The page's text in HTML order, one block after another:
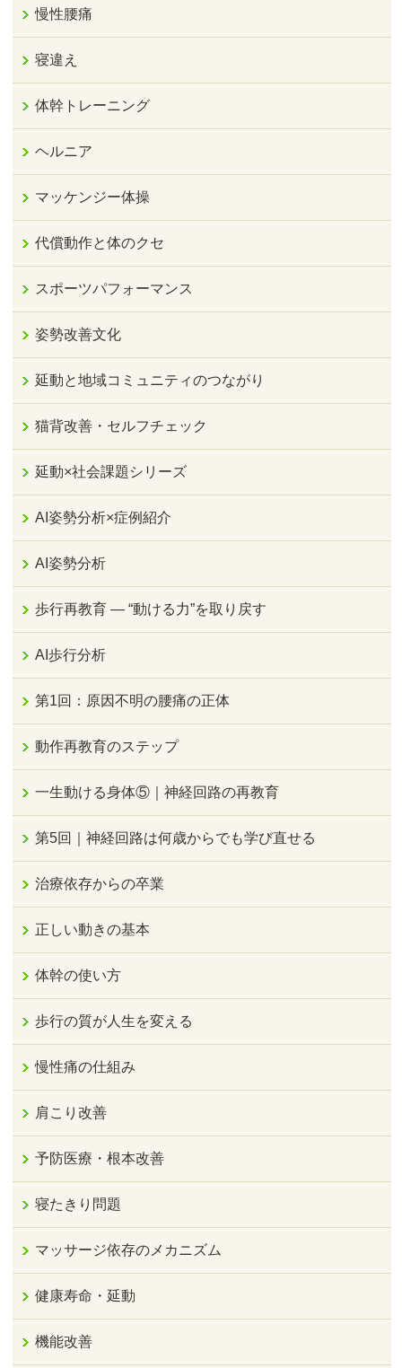
慢性腰痛
寝違え
体幹トレーニング
ヘルニア
マッケンジー体操
代償動作と体のクセ
スポーツパフォーマンス
姿勢改善文化
延動と地域コミュニティのつながり
猫背改善・セルフチェック
延動×社会課題シリーズ
AI姿勢分析×症例紹介
AI姿勢分析
歩行再教育 ― “動ける力”を取り戻す
AI歩行分析
第1回：原因不明の腰痛の正体
動作再教育のステップ
一生動ける身体⑤｜神経回路の再教育
第5回｜神経回路は何歳からでも学び直せる
治療依存からの卒業
正しい動きの基本
体幹の使い方
歩行の質が人生を変える
慢性痛の仕組み
肩こり改善
予防医療・根本改善
寝たきり問題
マッサージ依存のメカニズム
健康寿命・延動
機能改善